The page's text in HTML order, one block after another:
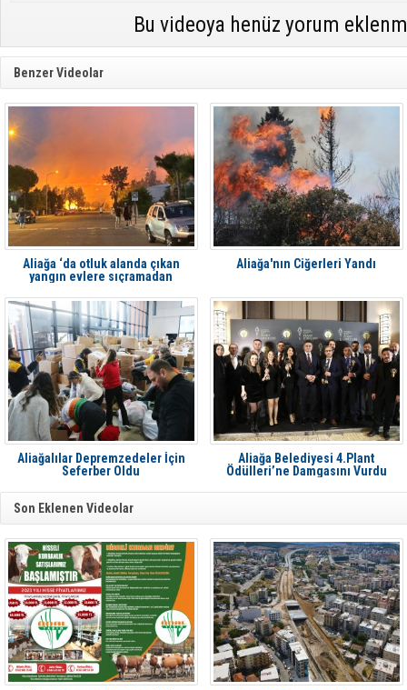
Bu videoya henüz yorum
Benzer Videolar
Aliağa ‘da otluk alanda çıkan
yangın evlere sıçramadan
Aliağa'nın Ciğerleri Yandı
Aliağalılar Depremzedeler İçin
Seferber Oldu
Aliağa Belediyesi 4.Plant
Ödülleri’ne Damgasını Vurdu
Son Eklenen Videolar